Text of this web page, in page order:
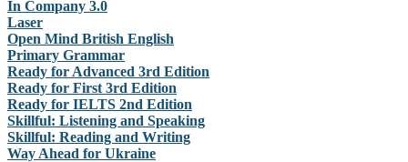
In Company 3.0
Laser
Open Mind British English
Primary Grammar
Ready for Advanced 3rd Edition
Ready for First 3rd Edition
Ready for IELTS 2nd Edition
Skillful: Listening and Speaking
Skillful: Reading and Writing
Way Ahead for Ukraine